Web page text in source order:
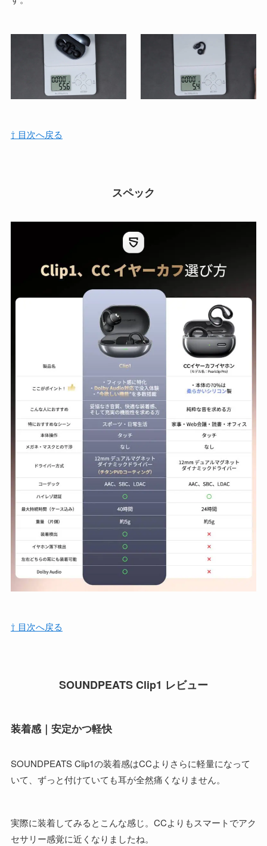
⇧ 目次へ戻る
スペック
⇧ 目次へ戻る
SOUNDPEATS Clip1 レビュー
装着感｜安定かつ軽快
SOUNDPEATS Clip1の装着感はCCよりさらに軽量になって
いて、ずっと付けていても耳が全然痛くなりません。
実際に装着してみるとこんな感じ。CCよりもスマートでアク
セサリー感覚に近くなりましたね。